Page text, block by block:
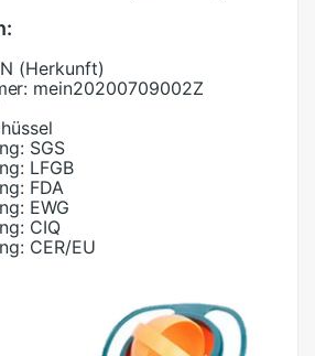
(Herkunft)
mein20200709002Z
SGS
LFGB
FDA
EWG
CIQ
CER/EU